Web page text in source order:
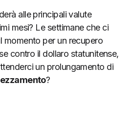
alle principali valute
mesi? Le settimane che ci
momento per un recupero
contro il dollaro statunitense,
un prolungamento di
?